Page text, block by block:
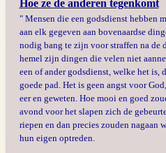
Hoe ze de anderen tegenkomt
" Mensen die een godsdienst hebben
aan elk gegeven aan bovenaardse
nodig bang te zijn voor straffen na de
hemel zijn dingen die velen niet
een of ander godsdienst, welke het is,
goede pad. Het is geen angst voor
eer en geweten. Hoe mooi en goed
avond voor het slapen zich de
riepen en dan precies zouden nagaan
hun eigen optreden.